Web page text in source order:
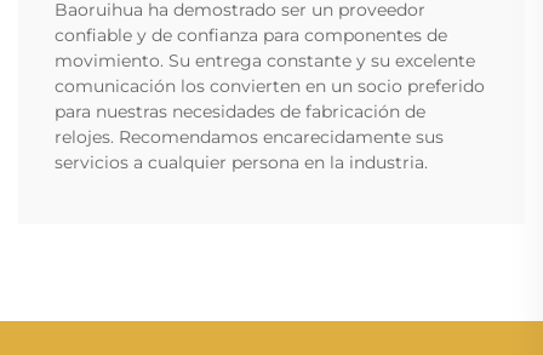
Baoruihua ha demostrado ser un proveedor
confiable y de confianza para componentes de
movimiento. Su entrega constante y su excelente
comunicación los convierten en un socio preferido
para nuestras necesidades de fabricación de
relojes. Recomendamos encarecidamente sus
servicios a cualquier persona en la industria.